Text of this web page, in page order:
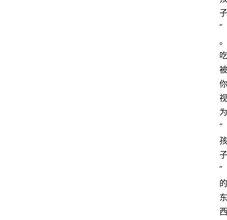
子
”
。
吃
被
你
视
为
“
孩
子
”
的
东
西